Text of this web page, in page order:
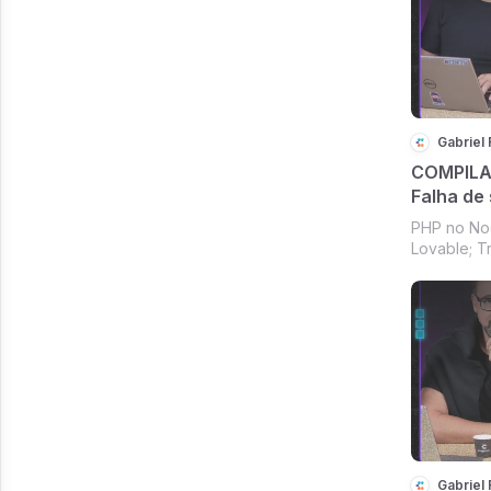
Gabriel
Falha
Troca de
e Java
PHP no
Lovable;
mil horas
#202]
Gabriel